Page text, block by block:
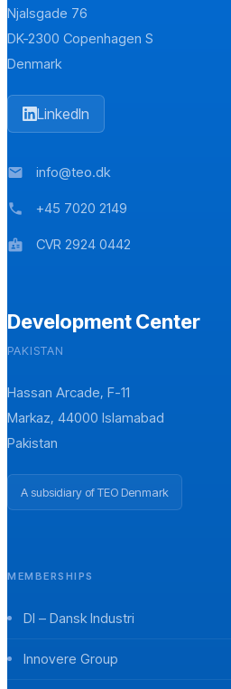
Njalsgade 76
DK-2300 Copenhagen S
Denmark
LinkedIn
mail info@teo.dk
phone +45 7020 2149
badge CVR 2924 0442
Development Center
PAKISTAN
Hassan Arcade, F-11
Markaz, 44000 Islamabad
Pakistan
A subsidiary of TEO Denmark
MEMBERSHIPS
DI – Dansk Industri
Innovere Group